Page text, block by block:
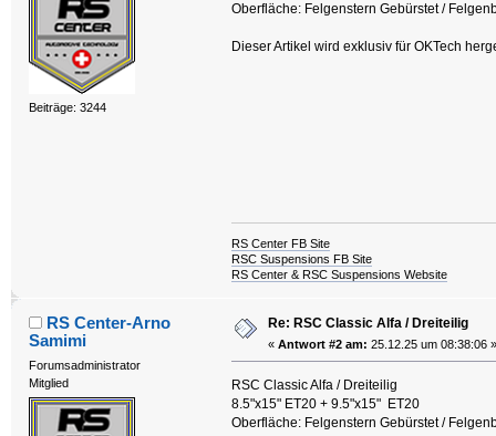
Beiträge: 3244
Oberfläche: Felgenstern Gebürstet /
Dieser Artikel wird exklusiv für OKTech
RS Center FB Site
RSC Suspensions FB Site
RS Center & RSC Suspensions Website
RS Center-Arno
Samimi
Forumsadministrator
Mitglied
Re: RSC Classic Alfa / Dreiteilig
« Antwort #2 am: 25.12.25 um 08:38:06 »
RSC Classic Alfa / Dreiteilig
8.5"x15" ET20 + 9.5"x15" ET20
Oberfläche: Felgenstern Gebürstet /